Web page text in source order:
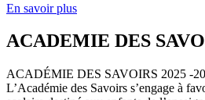
En savoir plus
ACADEMIE DES
ACADÉMIE DES SAVOIRS 2025 -
L’Académie des Savoirs s’engage à